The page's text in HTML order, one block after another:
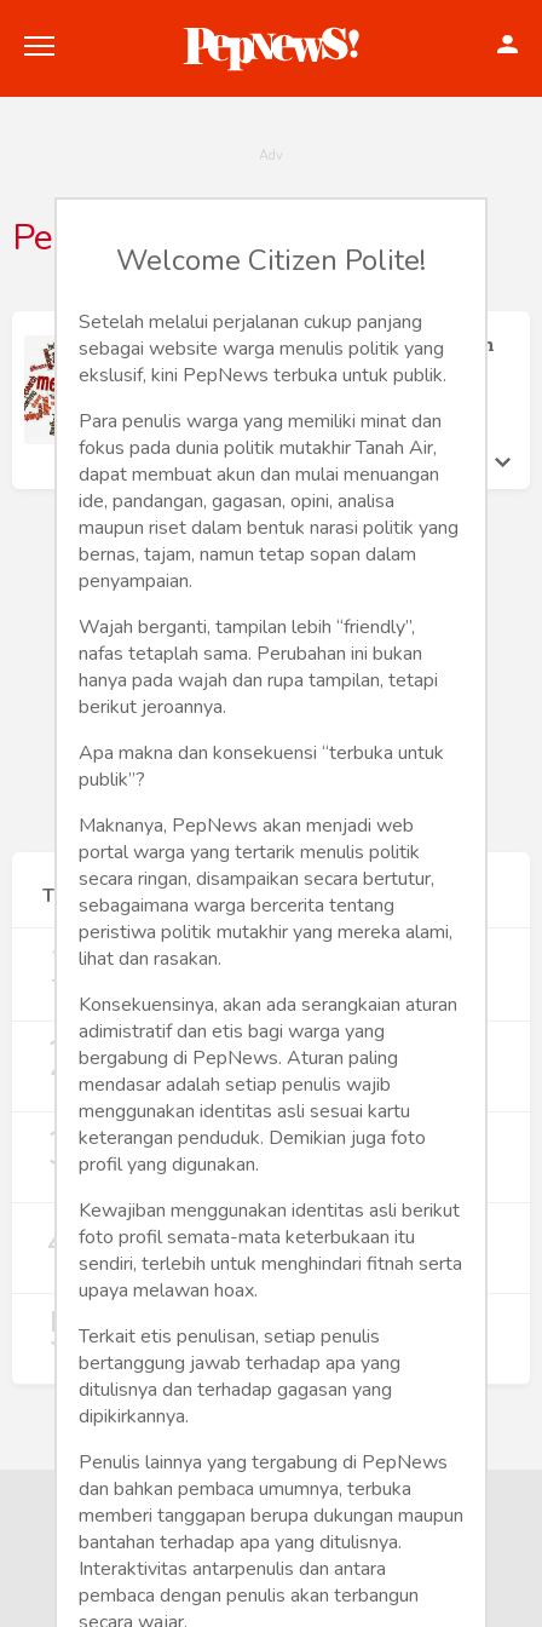
Konstitusi
Hankam
Internasional
Bisnis
Humaniora
Tekno
Gaya
Wisata
Wanita
Penemuanilmiah
Meta-Riset dan Kisah Lain Penemuan
Ilmiah
Sabtu 22 Jan, 2022
Terpopuler
1 Gerakan Sehat Berbasis Pesantren:
Pengabdian Masyarakat Prodi Spesialis
Keperawatan Medikal Bedah UNIMUS di
Pondok Pesantren Putra UNIMUS
Semarang
357
2 MBG dan Perannya dalam Perluasan
Lapangan Kerja
274
3 Digitalisasi Koperasi Merah Putih Buka
Peluang Ekonomi Baru di Desa
257
4 Rumah Subsidi dan Upaya Negara
Wujudkan Hunian Inklusif
246
5 Perluas Distribusi Manfaat APBN
218
Welcome Citizen Polite!
Setelah melalui perjalanan cukup panjang
sebagai website warga menulis politik yang
ekslusif, kini PepNews terbuka untuk publik.
Para penulis warga yang memiliki minat dan
fokus pada dunia politik mutakhir Tanah Air,
dapat membuat akun dan mulai menuangan
ide, pandangan, gagasan, opini, analisa
maupun riset dalam bentuk narasi politik yang
bernas, tajam, namun tetap sopan dalam
penyampaian.
Wajah berganti, tampilan lebih “friendly”,
nafas tetaplah sama. Perubahan ini bukan
hanya pada wajah dan rupa tampilan, tetapi
berikut jeroannya.
Apa makna dan konsekuensi “terbuka untuk
publik”?
Maknanya, PepNews akan menjadi web
portal warga yang tertarik menulis politik
secara ringan, disampaikan secara bertutur,
sebagaimana warga bercerita tentang
peristiwa politik mutakhir yang mereka alami,
lihat dan rasakan.
Konsekuensinya, akan ada serangkaian aturan
adimistratif dan etis bagi warga yang
bergabung di PepNews. Aturan paling
mendasar adalah setiap penulis wajib
menggunakan identitas asli sesuai kartu
keterangan penduduk. Demikian juga foto
profil yang digunakan.
Kewajiban menggunakan identitas asli berikut
foto profil semata-mata keterbukaan itu
sendiri, terlebih untuk menghindari fitnah serta
upaya melawan hoax.
Terkait etis penulisan, setiap penulis
bertanggung jawab terhadap apa yang
ditulisnya dan terhadap gagasan yang
dipikirkannya.
Penulis lainnya yang tergabung di PepNews
dan bahkan pembaca umumnya, terbuka
memberi tanggapan berupa dukungan maupun
bantahan terhadap apa yang ditulisnya.
Interaktivitas antarpenulis dan antara
pembaca dengan penulis akan terbangun